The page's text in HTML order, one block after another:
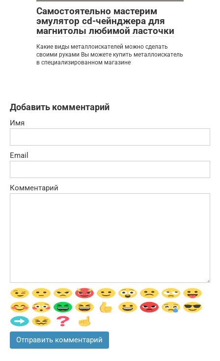
Самостоятельно мастерим
эмулятор cd-чейнджера для
магнитолы любимой ласточки
Какие виды металлоискателей можно сделать
своими руками Вы можете купить металлоискатель
в специализированном магазине
Добавить комментарий
Имя
Email
Комментарий